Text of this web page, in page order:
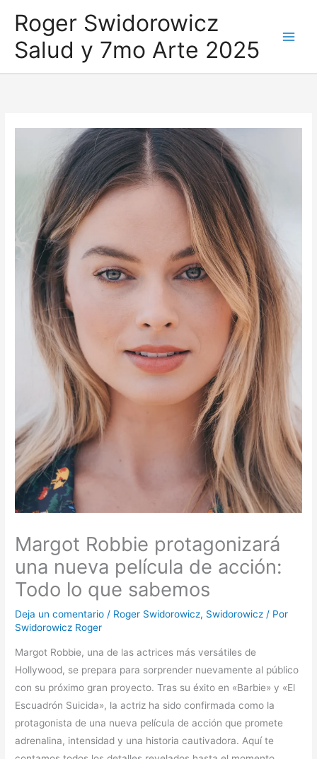
contenido
Roger Swidorowicz
Salud y 7mo Arte 2025
Margot Robbie protagonizará
una nueva película de acción:
Todo lo que sabemos
Deja un comentario / Roger Swidorowicz, Swidorowicz / Por
Swidorowicz Roger
Margot Robbie, una de las actrices más versátiles de
Hollywood, se prepara para sorprender nuevamente al público
con su próximo gran proyecto. Tras su éxito en «Barbie» y «El
Escuadrón Suicida», la actriz ha sido confirmada como la
protagonista de una nueva película de acción que promete
adrenalina, intensidad y una historia cautivadora. Aquí te